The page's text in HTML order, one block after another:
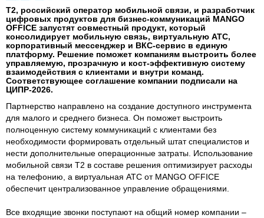
T2, российский оператор мобильной связи, и разработчик
цифровых продуктов для бизнес-коммуникаций MANGO
OFFICE запустят совместный продукт, который
консолидирует мобильную связь, виртуальную АТС,
корпоративный мессенджер и ВКС-сервис в единую
платформу. Решение поможет компаниям выстроить более
управляемую, прозрачную и кост-эффективную систему
взаимодействия с клиентами и внутри команд.
Соответствующее соглашение компании подписали на
ЦИПР-2026.
Партнерство направлено на создание доступного инструмента
для малого и среднего бизнеса. Он поможет выстроить
полноценную систему коммуникаций с клиентами без
необходимости формировать отдельный штат специалистов и
нести дополнительные операционные затраты. Использование
мобильной связи Т2 в составе решения оптимизирует расходы
на телефонию, а виртуальная АТС от MANGO OFFICE
обеспечит централизованное управление обращениями.
Все входящие звонки поступают на общий номер компании –